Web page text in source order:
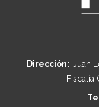
Dirección: Juan
Fiscalía